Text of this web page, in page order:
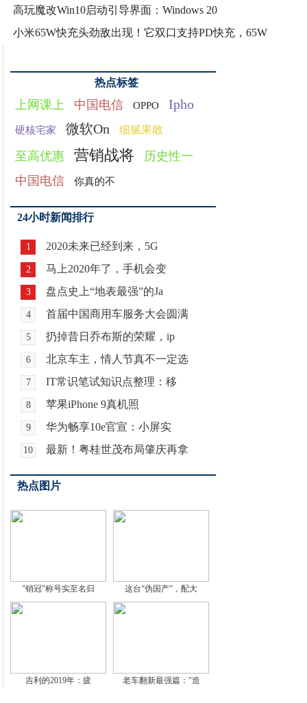
高玩魔改Win10启动引导界面：Windows 20
小米65W快充头劲敌出现！它双口支持PD快充，65W
热点标签
上网课上 中国电信 OPPO Ipho
硬核宅家 微软On 细腻果敢
至高优惠 营销战将
历史性一
中国电信
你真的不
24小时新闻排行
1 2020未来已经到来，5G
2 马上2020年了，手机会变
3 盘点史上“地表最强”的Ja
4 首届中国商用车服务大会圆满
5 扔掉昔日乔布斯的荣耀，ip
6 北京车主，情人节真不一定选
7 IT常识笔试知识点整理：移
8 苹果iPhone 9真机照
9 华为畅享10e官宣：小屏实
10 最新！粤桂世茂布局肇庆再拿
热点图片
"销冠"称号实至名归 这台“伪国产”，配大
吉利的2019年：疲 老车翻新最强篇："造